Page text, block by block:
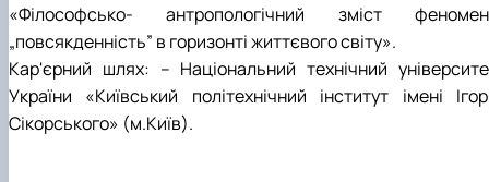
«Філософсько- антропологічний зміст
„повсякденність” в горизонті життєвого світу».
Кар'єрний шлях: – Національний технічний
України «Київський політехнічний інститут імені
Сікорського» (м.Київ).